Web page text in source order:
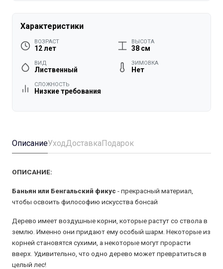
Характеристики
ВОЗРАСТ
12 лет
ВЫСОТА
38 см
ВИД
Лиственный
ЗИМОВКА
Нет
СЛОЖНОСТЬ
Низкие требования
ОписаниеУходДоставкаПодарок
ОПИСАНИЕ:
Баньян или Бенгальский фикус - прекрасный материал,
чтобы освоить философию искусства бонсай
Дерево имеет воздушные корни, которые растут со ствола в
землю. Именно они придают ему особый шарм. Некоторые из
корней становятся сухими, а некоторые могут прорасти
вверх. Удивительно, что одно дерево может превратиться в
целый лес!